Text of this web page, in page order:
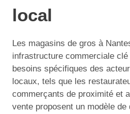
local
Les magasins de gros à
infrastructure commerciale
besoins spécifiques des
locaux, tels que les
commerçants de proximité et
vente proposent un modèle